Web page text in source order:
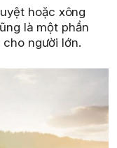
hoặc xông
là một phần
người lớn.